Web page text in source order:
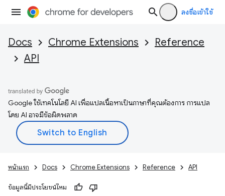
ลงชื่อเข้าใช้
Docs Chrome Extensions
Reference
API
Google ใช้เทคโนโลยี AI เพื่อแปลเนื้อหาเป็นภาษาที่คุณต้องการ การแปล
โดย AI อาจมีข้อผิดพลาด
หน้าแรก Docs Chrome Extensions Reference API
ข้อมูลนี้มีประโยชน์ไหม